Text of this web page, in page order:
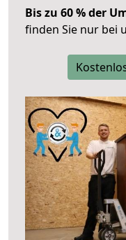
Bis zu 60 % der
finden Sie nur bei